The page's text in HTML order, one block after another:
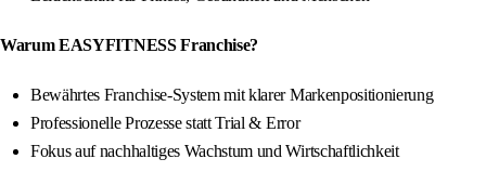
Warum EASYFITNESS Franchise?
Bewährtes Franchise-System mit klarer Markenpositionierung
Professionelle Prozesse statt Trial & Error
Fokus auf nachhaltiges Wachstum und Wirtschaftlichkeit